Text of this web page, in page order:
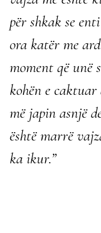
për shkak se
ora katër me
moment që unë
kohën e
më japin asnjë
është marrë
ka ikur.”